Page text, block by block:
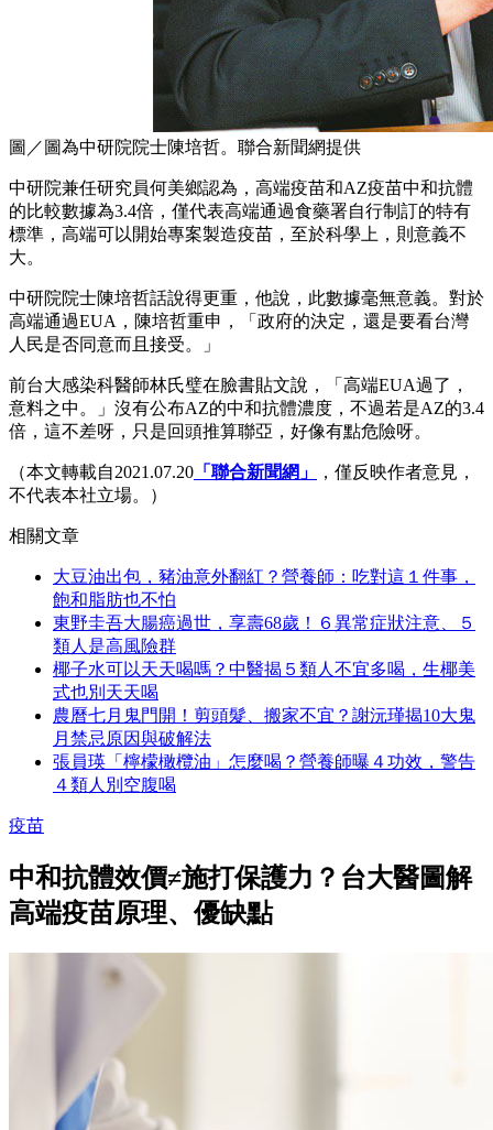
圖／圖為中研院院士陳培哲。聯合新聞網提供
中研院兼任研究員何美鄉認為，高端疫苗和AZ疫苗中和抗體
的比較數據為3.4倍，僅代表高端通過食藥署自行制訂的特有
標準，高端可以開始專案製造疫苗，至於科學上，則意義不
大。
中研院院士陳培哲話說得更重，他說，此數據毫無意義。對於
高端通過EUA，陳培哲重申，「政府的決定，還是要看台灣
人民是否同意而且接受。」
前台大感染科醫師林氏璧在臉書貼文說，「高端EUA過了，
意料之中。」沒有公布AZ的中和抗體濃度，不過若是AZ的3.4
倍，這不差呀，只是回頭推算聯亞，好像有點危險呀。
（本文轉載自2021.07.20 「聯合新聞網」
，僅反映作者意見，
不代表本社立場。）
相關文章
大豆油出包，豬油意外翻紅？營養師：吃對這１件事，
飽和脂肪也不怕
東野圭吾大腸癌過世，享壽68歲！６異常症狀注意、５
類人是高風險群
椰子水可以天天喝嗎？中醫揭５類人不宜多喝，生椰美
式也別天天喝
農曆七月鬼門開！剪頭髮、搬家不宜？謝沅瑾揭10大鬼
月禁忌原因與破解法
張員瑛「檸檬橄欖油」怎麼喝？營養師曝４功效，警告
４類人別空腹喝
疫苗
中和抗體效價≠施打保護力？台大醫圖解
高端疫苗原理、優缺點